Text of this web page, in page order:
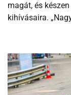
magát, és
kihívásaira.